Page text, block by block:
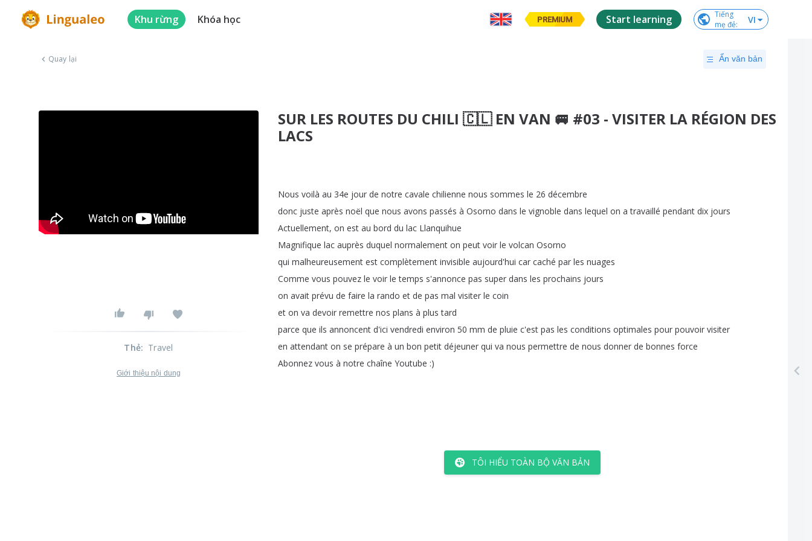
Khu rừng Khóa học PREMIUM Start learning
Tiếng
mẹ đẻ: VI
Quay lại Ẩn văn bản
SUR LES ROUTES DU CHILI 🇨🇱 EN VAN 🚐 #03 - VISITER LA RÉGION DES
LACS
Nous voilà au 34e jour de notre cavale chilienne nous sommes le 26 décembre
donc juste après noël que nous avons passés à Osorno dans le vignoble dans lequel on a travaillé pendant dix jours
Actuellement, on est au bord du lac Llanquihue
Magnifique lac auprès duquel normalement on peut voir le volcan Osorno
qui malheureusement est complètement invisible aujourd'hui car caché par les nuages
Comme vous pouvez le voir le temps s'annonce pas super dans les prochains jours
on avait prévu de faire la rando et de pas mal visiter le coin
et on va devoir remettre nos plans à plus tard
parce que ils annoncent d'ici vendredi environ 50 mm de pluie c'est pas les conditions optimales pour pouvoir visiter
en attendant on se prépare à un bon petit déjeuner qui va nous permettre de nous donner de bonnes force
Abonnez vous à notre chaîne Youtube :)
TÔI HIỂU TOÀN BỘ VĂN BẢN
Thẻ: Travel
Giới thiệu nội dung